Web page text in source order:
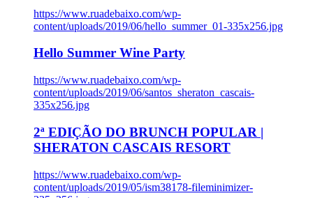
https://www.ruadebaixo.com/wp-
content/uploads/2019/06/hello_summer_01-335x256.jpg
Hello Summer Wine Party
https://www.ruadebaixo.com/wp-
content/uploads/2019/06/santos_sheraton_cascais-
335x256.jpg
2ª EDIÇÃO DO BRUNCH POPULAR |
SHERATON CASCAIS RESORT
https://www.ruadebaixo.com/wp-
content/uploads/2019/05/ism38178-fileminimizer-